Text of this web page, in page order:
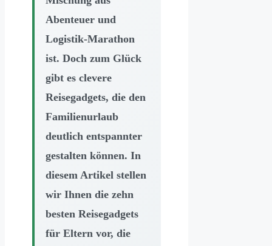
Abenteuer und
Logistik-Marathon
ist. Doch zum Glück
gibt es clevere
Reisegadgets, die den
Familienurlaub
deutlich entspannter
gestalten können. In
diesem Artikel stellen
wir Ihnen die zehn
besten Reisegadgets
für Eltern vor, die